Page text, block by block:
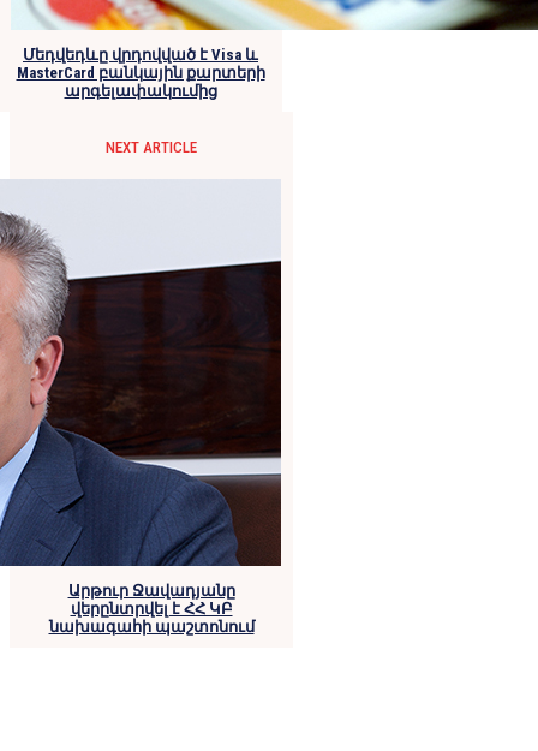
Մեդվեդևը վրդովված է Visa և
MasterCard բանկային քարտերի
արգելափակումից
NEXT ARTICLE
Արթուր Ջավադյանը
վերընտրվել է ՀՀ ԿԲ
նախագահի պաշտոնում